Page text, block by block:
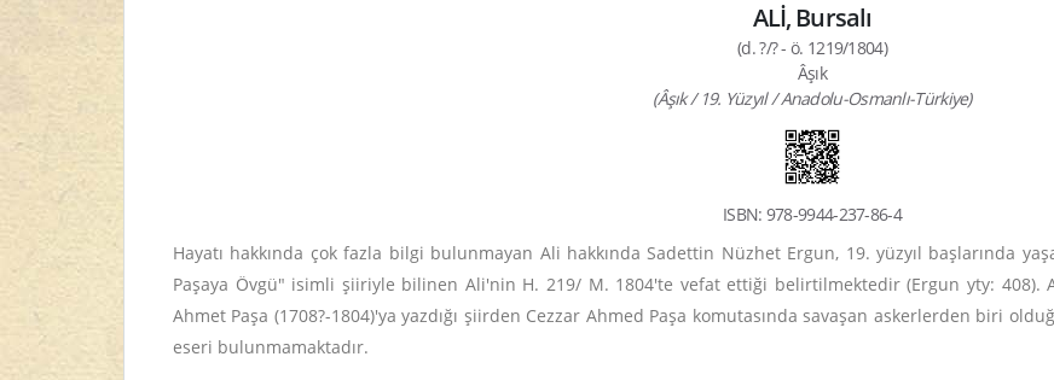
ALİ, Bursalı
(d. ?/? - ö. 1219/1804)
Âşık
(Âşık / 19. Yüzyıl / Anadolu-Osmanlı-Türkiye)
ISBN: 978-9944-237-86-4
Hayatı hakkında çok fazla bilgi bulunmayan Ali hakkında Sadettin Nüzhet Ergun, 19. yüzyıl başlarında
Paşaya Övgü" isimli şiiriyle bilinen Ali'nin H. 219/ M. 1804'te vefat ettiği belirtilmektedir (Ergun yty: 408).
Ahmet Paşa (1708?-1804)'ya yazdığı şiirden Cezzar Ahmed Paşa komutasında savaşan askerlerden biri
eseri bulunmamaktadır.